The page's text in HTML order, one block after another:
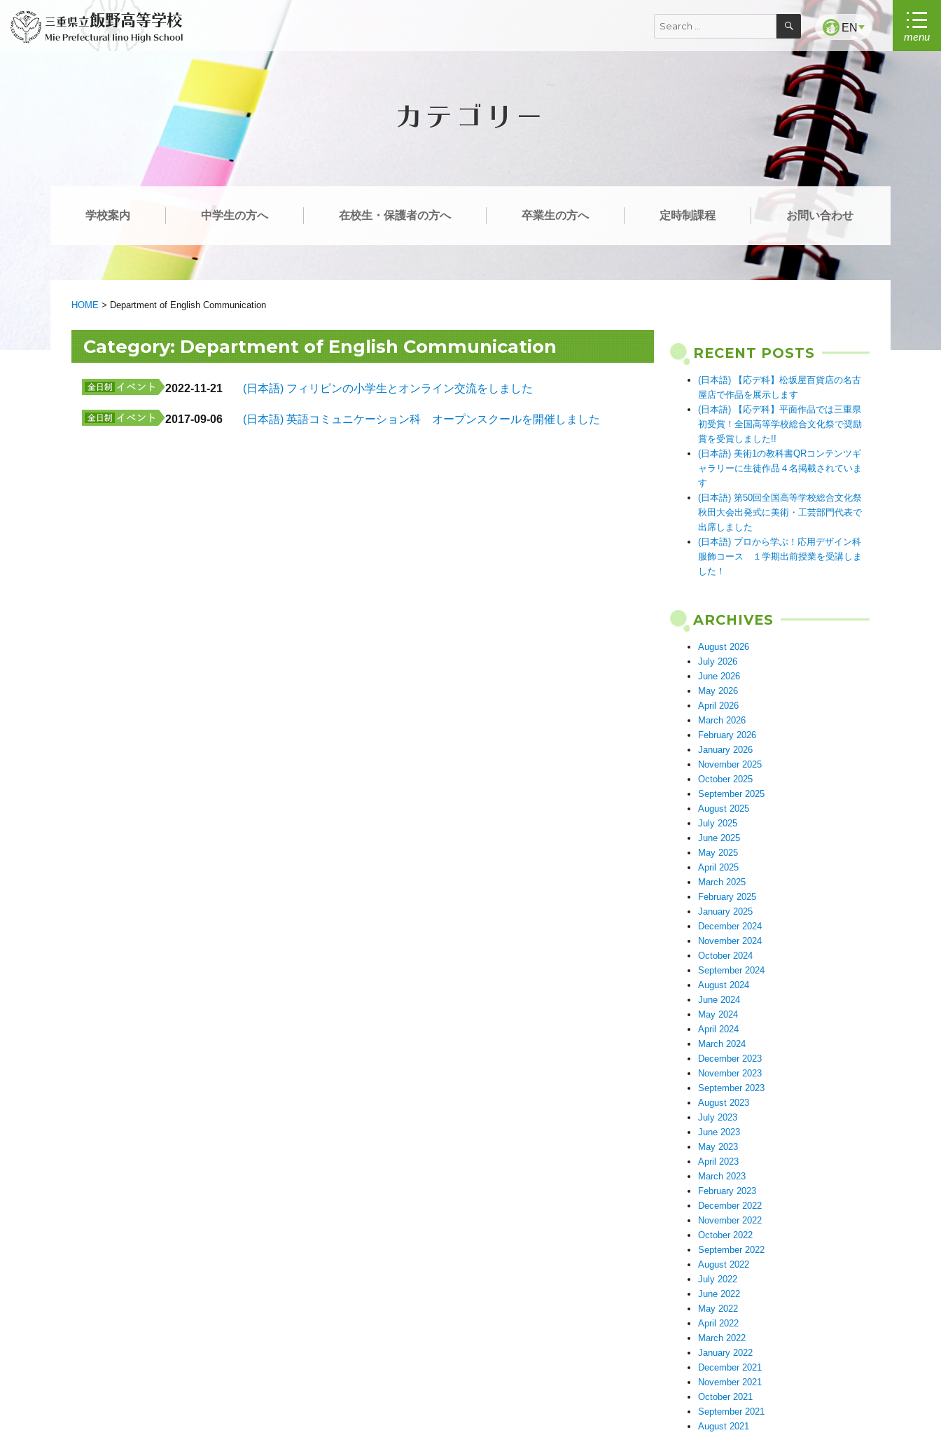
content
三重県立飯野高等学校
Mie Prefectural Iino High School
Search
for:
SEARCH
EN
menu
カテゴリー
学校案内 中学生の方へ 在校生・保護者の方へ 卒業生の方へ 定時制課程 お問い合わせ
HOME > Department of English Communication
Category: Department of English Communication
2022-11-21 (日本語) フィリピンの小学生とオンライン交流をしました
2017-09-06 (日本語) 英語コミュニケーション科 オープンスクールを開催しました
RECENT POSTS
(日本語) 【応デ科】松坂屋百貨店の名古
屋店で作品を展示します
(日本語) 【応デ科】平面作品では三重県
初受賞！全国高等学校総合文化祭で奨励
賞を受賞しました!!
(日本語) 美術1の教科書QRコンテンツギ
ャラリーに生徒作品４名掲載されていま
す
(日本語) 第50回全国高等学校総合文化祭
秋田大会出発式に美術・工芸部門代表で
出席しました
(日本語) プロから学ぶ！応用デザイン科
服飾コース １学期出前授業を受講しま
した！
ARCHIVES
August 2026
July 2026
June 2026
May 2026
April 2026
March 2026
February 2026
January 2026
November 2025
October 2025
September 2025
August 2025
July 2025
June 2025
May 2025
April 2025
March 2025
February 2025
January 2025
December 2024
November 2024
October 2024
September 2024
August 2024
June 2024
May 2024
April 2024
March 2024
December 2023
November 2023
September 2023
August 2023
July 2023
June 2023
May 2023
April 2023
March 2023
February 2023
December 2022
November 2022
October 2022
September 2022
August 2022
July 2022
June 2022
May 2022
April 2022
March 2022
January 2022
December 2021
November 2021
October 2021
September 2021
August 2021